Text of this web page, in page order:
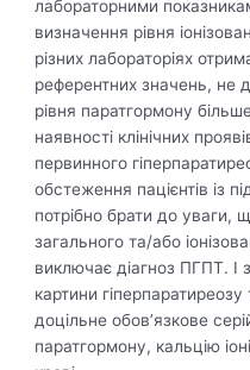
лабораторними
визначення рівня
різних лабораторіях
референтних значень, не
рівня паратгормону
наявності клінічних
первинного
обстеження пацієнтів із
потрібно брати до уваги,
загального та/або
виключає діагноз ПГПТ. І
картини
доцільне обов’язкове
паратгормону, кальцію